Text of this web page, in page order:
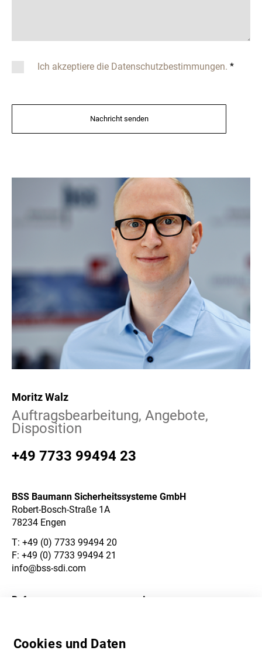
Cookies und Daten
Ich akzeptiere die Datenschutzbestimmungen. *
Nachricht senden
Moritz Walz
Auftragsbearbeitung, Angebote,
Disposition
+49 7733 99494 23
BSS Baumann Sicherheitssysteme GmbH
Robert-Bosch-Straße 1A
78234 Engen
T: +49 (0) 7733 99494 20
F: +49 (0) 7733 99494 21
info@bss-sdi.com
Referenzen
Karriere
Impressum